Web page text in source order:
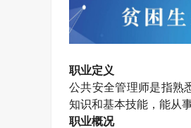
职业定义
公共安全管理师是指熟
知识和基本技能，能从
职业概况